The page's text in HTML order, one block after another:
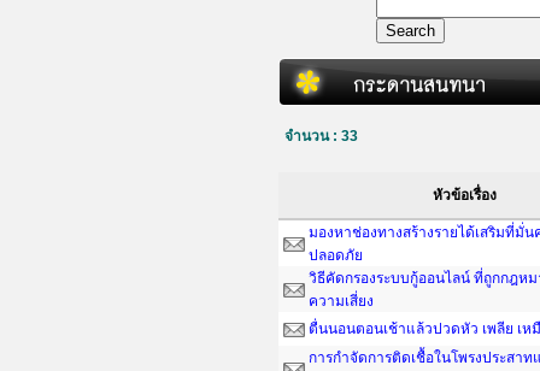
จำนวน : 33
หัวข้อเรื่อง
มองหาช่องทางสร้างรายได้เสริมที่มั่น
ปลอดภัย
วิธีคัดกรองระบบกู้ออนไลน์ ที่ถูกกฎหม
ความเสี่ยง
ตื่นนอนตอนเช้าแล้วปวดหัว เพลีย เห
การกำจัดการติดเชื้อในโพรงประสา